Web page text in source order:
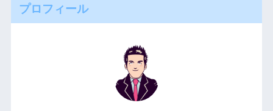
プロフィール